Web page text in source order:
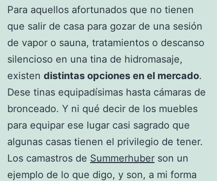
Para aquellos afortunados que no tienen
que salir de casa para gozar de una sesión
de vapor o sauna, tratamientos o descanso
silencioso en una tina de hidromasaje,
existen distintas opciones en el mercado.
Dese tinas equipadísimas hasta cámaras de
bronceado. Y ni qué decir de los muebles
para equipar ese lugar casi sagrado que
algunas casas tienen el privilegio de tener.
Los camastros de Summerhuber son un
ejemplo de lo que digo, y son, a mi forma